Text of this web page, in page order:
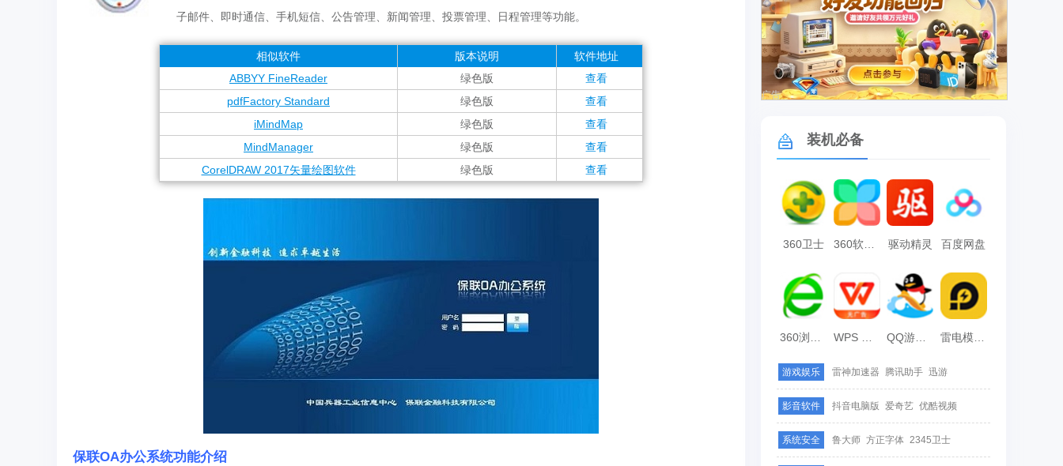
子邮件、即时通信、手机短信、公告管理、新闻管理、投票管理、日程管理等功能。
相似软件 版本说明
软件地址
ABBYY FineReader
绿色版
查看
pdfFactory Standard
绿色版
查看
iMindMap
绿色版
查看
MindManager
绿色版
查看
CorelDRAW 2017矢量绘图软件
绿色版 查看
保联OA办公系统功能介绍
广告
装机必备
360卫士 360软件管家 驱动精灵 百度网盘
雷电模拟器
游戏娱乐 雷神加速器 腾讯助手 迅游
影音软件 抖音电脑版 爱奇艺 优酷视频
系统安全 鲁大师 方正字体 2345卫士